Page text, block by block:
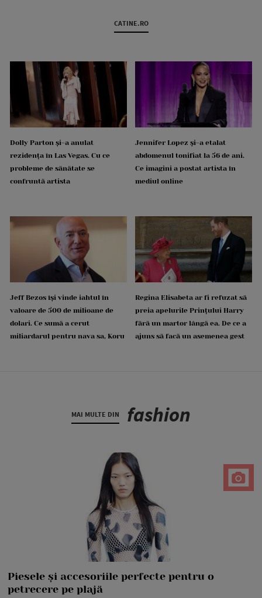
CATINE.RO
Dolly Parton și-a anulat
rezidența în Las Vegas. Cu ce
probleme de sănătate se
confruntă artista
Jennifer Lopez și-a etalat
abdomenul tonifiat la 56 de ani.
Ce imagini a postat artista în
mediul online
Jeff Bezos își vinde iahtul în
valoare de 500 de milioane de
dolari. Ce sumă a cerut
miliardarul pentru nava sa, Koru
Regina Elisabeta ar fi refuzat să
preia apelurile Prințului Harry
fără un martor lângă ea. De ce a
ajuns să facă un asemenea gest
MAI MULTE DIN fashion
Piesele și accesoriile perfecte pentru o
petrecere pe plajă